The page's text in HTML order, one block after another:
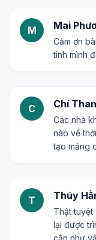
M Mai
Cảm ơn
tinh mình
C Chí
Các nhà
nào về
tạo mảng
T Thúy
Thật
lại được
cận như